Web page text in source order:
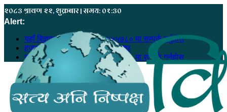
२०८३ श्रावण २२, शुक्रबार | समय: ०१:३०
Alert:
यहाँ बिज्ञापन गर्नु परेमा ९८६८५५५७८० मा सम्पर्क गर्नुहोस
हजुरको सूचना, हाम्रो खबर बन्न सक्छ
यहाँ बिज्ञापन गर्नु परेमा ९८६८५५५७८० मा सम्पर्क गर्नुहोस